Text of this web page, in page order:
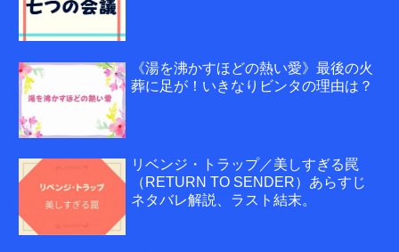
《湯を沸かすほどの熱い愛》最後の火
葬に足が！いきなりビンタの理由は？
リベンジ・トラップ／美しすぎる罠
（RETURN TO SENDER）あらすじ
ネタバレ解説、ラスト結末。